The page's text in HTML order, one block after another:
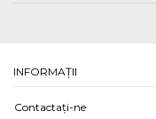
INFORMAŢII
Contactați-ne